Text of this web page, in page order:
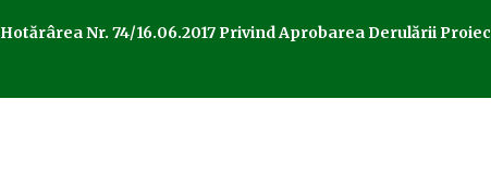
Hotărârea Nr. 74/16.06.2017 Privind Aprobarea Derulării